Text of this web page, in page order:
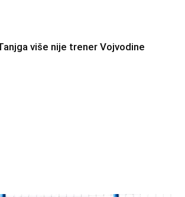
više nije trener Vojvodine